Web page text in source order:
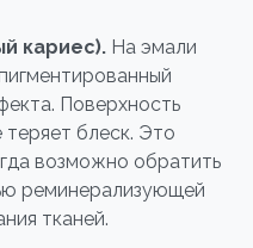
кариес). На эмали
Поверхность
теряет блеск. Это
возможно обратить
реминерализующей
тканей.